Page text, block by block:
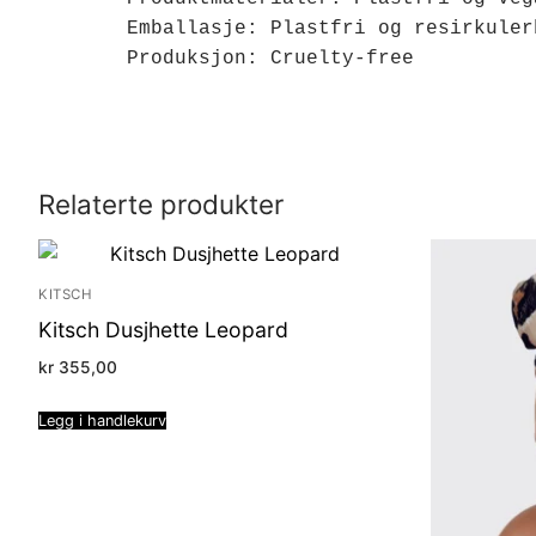
Emballasje: Plastfri og
Produksjon: Cruelty-free
Relaterte produkter
KITSCH
Kitsch Dusjhette Leopard
kr 355,00
Legg i handlekurv